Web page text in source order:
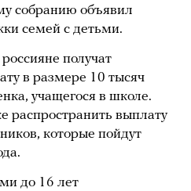
собранию объявил
семей с детьми.
получат
в размере 10 тысяч
учащегося в школе.
распространить выплату
которые пойдут
до 16 лет